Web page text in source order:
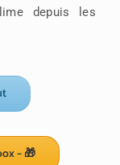
depuis les
– 🎁